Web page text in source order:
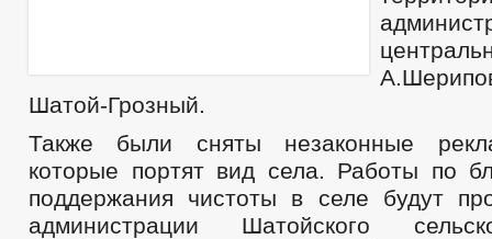
Шатой-Грозный.
Также были сняты незаконные
которые портят вид села. Работы по
поддержания чистоты в селе будут
администрации Шатойского